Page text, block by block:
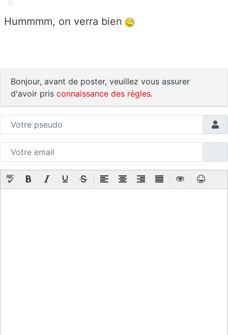
Hummmm, on verra bien
Bonjour, avant de poster, veuillez vous assurer
d'avoir pris connaissance des règles.